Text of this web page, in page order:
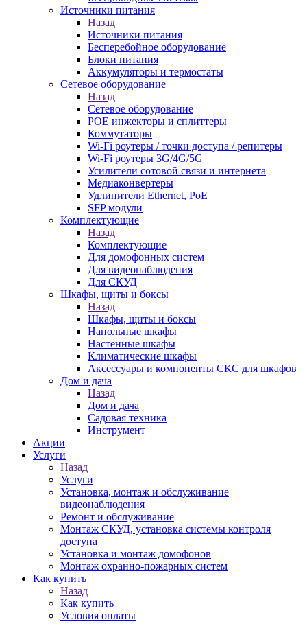
Источники питания
Назад
Источники питания
Бесперебойное оборудование
Блоки питания
Аккумуляторы и термостаты
Сетевое оборудование
Назад
Сетевое оборудование
POE инжекторы и сплиттеры
Коммутаторы
Wi-Fi роутеры / точки доступа / репитеры
Wi-Fi роутеры 3G/4G/5G
Усилители сотовой связи и интернета
Медиаконвертеры
Удлинители Ethernet, PoE
SFP модули
Комплектующие
Назад
Комплектующие
Для домофонных систем
Для видеонаблюдения
Для СКУД
Шкафы, щиты и боксы
Назад
Шкафы, щиты и боксы
Напольные шкафы
Настенные шкафы
Климатические шкафы
Аксессуары и компоненты СКС для шкафов
Дом и дача
Назад
Дом и дача
Садовая техника
Инструмент
Акции
Услуги
Назад
Услуги
Установка, монтаж и обслуживание
видеонаблюдения
Ремонт и обслуживание
Монтаж СКУД, установка системы контроля
доступа
Установка и монтаж домофонов
Монтаж охранно-пожарных систем
Как купить
Назад
Как купить
Условия оплаты